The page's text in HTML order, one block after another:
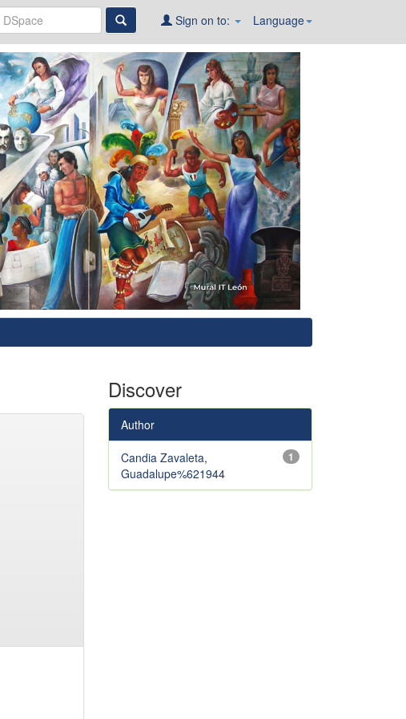
Language
Sign on to:
Discover
Author
1
Candia Zavaleta,
Guadalupe%621944